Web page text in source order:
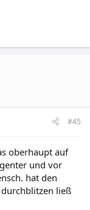
#45
oberhaupt auf
und vor
hat den
ließ